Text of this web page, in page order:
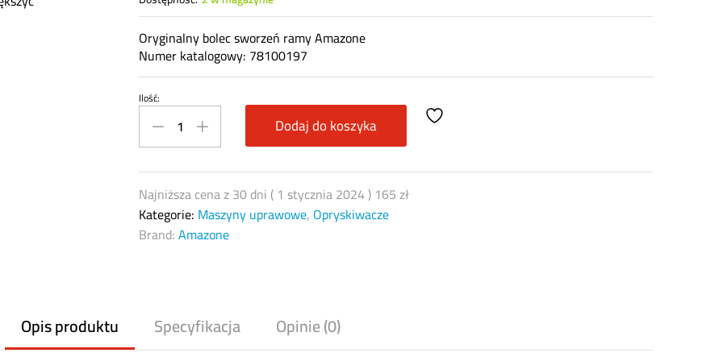
Oryginalny bolec sworzeń ramy Amazone
Numer katalogowy: 78100197
Sworzeń
bolec
do
78100197
quantity
Ilość:
Dodaj do koszyka
Najniższa cena z 30 dni ( 1 stycznia 2024) 165zł
Kategorie: Maszyny uprawowe,Opryskiwacze
Brand:Amazone
Opis produktu Specyfikacja Opinie (0)